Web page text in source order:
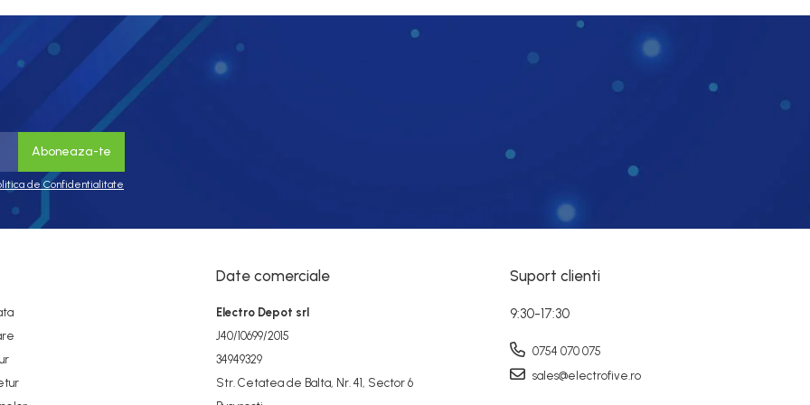
de Confidentialitate
Date comerciale
Electro Depot srl
J40/10699/2015
34949329
Str. Cetatea de Balta, Nr. 41, Sector 6
Suport clienti
9:30-17:30
0754 070 075
sales@electrofive.ro